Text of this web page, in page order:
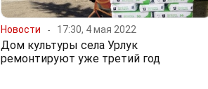
Новости 17:30, 4 мая 2022
Дом культуры села Урлук
ремонтируют уже третий год